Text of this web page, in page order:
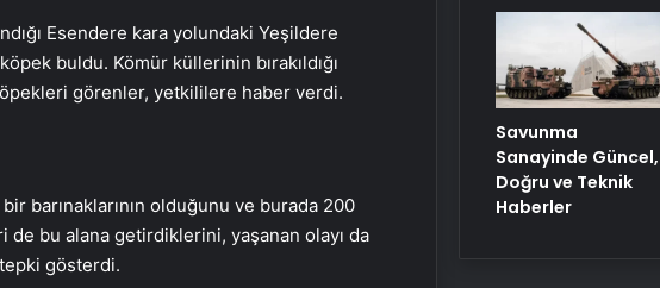
Esendere kara yolundaki Yeşildere
buldu. Kömür küllerinin bırakıldığı
görenler, yetkililere haber verdi.
barınaklarının olduğunu ve burada 200
bu alana getirdiklerini, yaşanan olayı da
gösterdi.
Savunma
Sanayinde Güncel,
Doğru ve Teknik
Haberler